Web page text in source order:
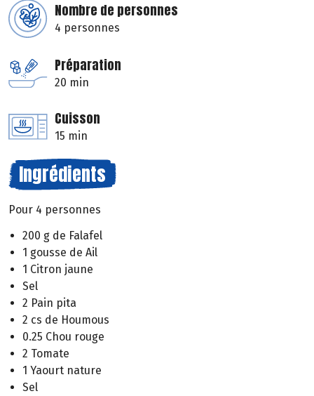
Nombre de personnes
4 personnes
Préparation
20 min
Cuisson
15 min
Ingrédients
Pour 4 personnes
200 g de Falafel
1 gousse de Ail
1 Citron jaune
Sel
2 Pain pita
2 cs de Houmous
0.25 Chou rouge
2 Tomate
1 Yaourt nature
Sel